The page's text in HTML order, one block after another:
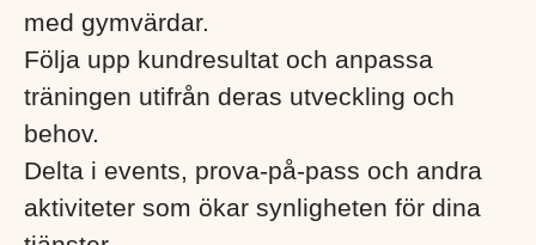
med gymvärdar.
Följa upp kundresultat och anpassa
träningen utifrån deras utveckling och
behov.
Delta i events, prova-på-pass och andra
aktiviteter som ökar synligheten för dina